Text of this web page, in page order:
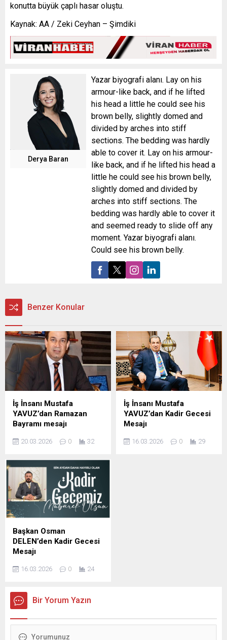
konutta büyük çaplı hasar oluştu.
Kaynak: AA / Zeki Ceyhan – Şimdiki
Derya Baran
Yazar biyografi alanı. Lay on his
armour-like back, and if he lifted
his head a little he could see his
brown belly, slightly domed and
divided by arches into stiff
sections. The bedding was hardly
able to cover it. Lay on his armour-
like back, and if he lifted his head a
little he could see his brown belly,
slightly domed and divided by
arches into stiff sections. The
bedding was hardly able to cover it
and seemed ready to slide off any
moment. Yazar biyografi alanı.
Could see his brown belly.
Benzer Konular
İş İnsanı Mustafa
YAVUZ’dan Ramazan
Bayramı mesajı
Başkanı ve İş insanı Mustafa
dolayısıyla mesaj yayımladı;
İş insanı Mustafa Yavuz
Mesajında şunları kaydetti,
Ramazan ayının manevi
ikliminde sabır, yardımlaşma
ve dayanışma duygularının
güçlendiğini belirterek,
bayramların ise bu güzel
değerlerin toplumun her
kesimine yayıldığı müstesna
zamanlar olduğunu ifade
20.03.2026 0 32
İş İnsanı Mustafa
YAVUZ’dan Kadir Gecesi
Mesajı
Başkanı ve iş insanı Mustafa
16.03.2026 0 29
Başkan Osman
DELEN’den Kadir Gecesi
Mesajı
Kurulu Başkanı ve
Osman Delen, mübarek
Kadir Gecesi dolayısıyla bir
Gecesi’nin İslam âlemi için
16.03.2026 0 24
Bir Yorum Yazın